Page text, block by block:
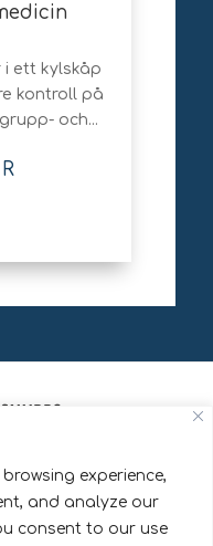
experience,
and analyze our
consent to our use
i ett kylskåp
kontroll på
och...
av Pingday AB.